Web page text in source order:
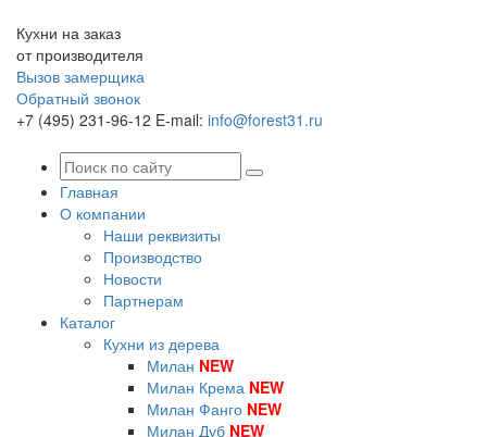
Кухни на заказ
от производителя
Вызов замерщика
Обратный звонок
+7 (495) 231-96-12 E-mail: info@forest31.ru
Главная
О компании
Наши реквизиты
Производство
Новости
Партнерам
Каталог
Кухни из дерева
Милан NEW
Милан Крема NEW
Милан Фанго NEW
Милан Дуб NEW